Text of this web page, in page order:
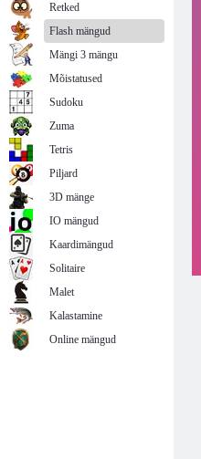
Retked
Flash mängud
Mängi 3 mängu
Mõistatused
Sudoku
Zuma
Tetris
Piljard
3D mänge
IO mängud
Kaardimängud
Solitaire
Malet
Kalastamine
Online mängud